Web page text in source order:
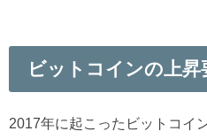
ビットコインの上
2017年に起こったビットコイ